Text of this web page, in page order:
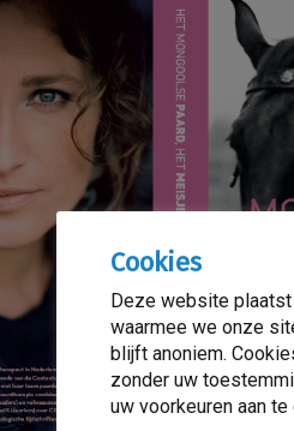
Cookies
Deze website
waarmee we onze
blijft anoniem.
zonder uw
uw voorkeuren aan te